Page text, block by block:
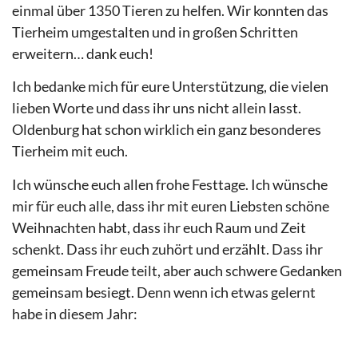
einmal über 1350 Tieren zu helfen. Wir konnten das
Tierheim umgestalten und in großen Schritten
erweitern… dank euch!
Ich bedanke mich für eure Unterstützung, die vielen
lieben Worte und dass ihr uns nicht allein lasst.
Oldenburg hat schon wirklich ein ganz besonderes
Tierheim mit euch.
Ich wünsche euch allen frohe Festtage. Ich wünsche
mir für euch alle, dass ihr mit euren Liebsten schöne
Weihnachten habt, dass ihr euch Raum und Zeit
schenkt. Dass ihr euch zuhört und erzählt. Dass ihr
gemeinsam Freude teilt, aber auch schwere Gedanken
gemeinsam besiegt. Denn wenn ich etwas gelernt
habe in diesem Jahr: